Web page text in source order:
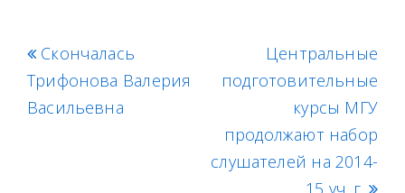
p
r
e
Скончалась
Трифонова Валерия
Васильевна
n
e
t
p
Центральные
подготовительные
курсы МГУ
продолжают набор
слушателей на 2014-
15 уч. г.